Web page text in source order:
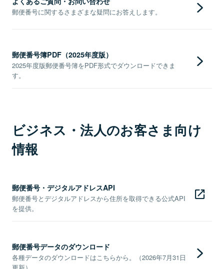
郵便番号に関するさまざまな疑問にお答えします。
郵便番号簿PDF（2025年度版）
2025年度版郵便番号簿をPDF形式でダウンロードできま
す。
ビジネス・法人のお客さま向け
情報
郵便番号・デジタルアドレスAPI
郵便番号とデジタルアドレスから住所を取得できる公式API
を提供。
郵便番号データのダウンロード
各種データのダウンロードはこちらから。（2026年7月31日